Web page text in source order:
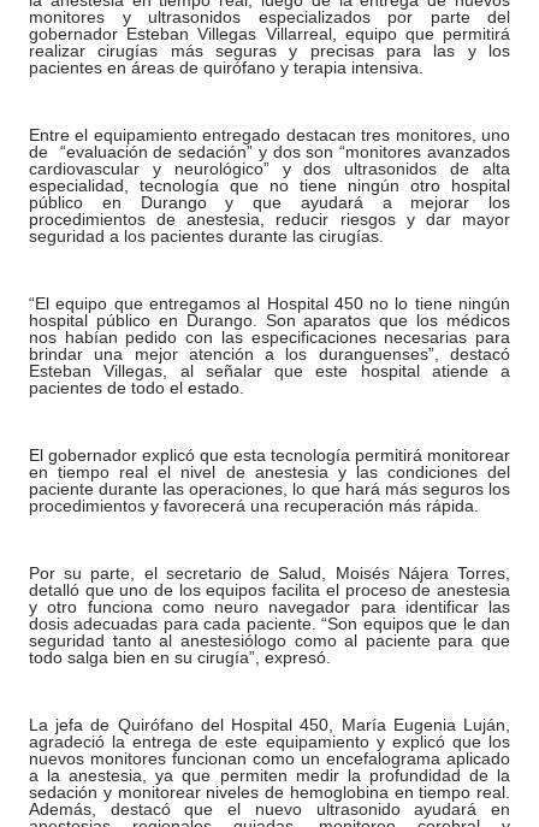
monitores y ultrasonidos especializados por parte del
gobernador Esteban Villegas Villarreal, equipo que permitirá
realizar cirugías más seguras y precisas para las y los
pacientes en áreas de quirófano y terapia intensiva.
Entre el equipamiento entregado destacan tres monitores, uno
de “evaluación de sedación” y dos son “monitores avanzados
cardiovascular y neurológico” y dos ultrasonidos de alta
especialidad, tecnología que no tiene ningún otro hospital
público en Durango y que ayudará a mejorar los
procedimientos de anestesia, reducir riesgos y dar mayor
seguridad a los pacientes durante las cirugías.
“El equipo que entregamos al Hospital 450 no lo tiene ningún
hospital público en Durango. Son aparatos que los médicos
nos habían pedido con las especificaciones necesarias para
brindar una mejor atención a los duranguenses”, destacó
Esteban Villegas, al señalar que este hospital atiende a
pacientes de todo el estado.
El gobernador explicó que esta tecnología permitirá monitorear
en tiempo real el nivel de anestesia y las condiciones del
paciente durante las operaciones, lo que hará más seguros los
procedimientos y favorecerá una recuperación más rápida.
Por su parte, el secretario de Salud, Moisés Nájera Torres,
detalló que uno de los equipos facilita el proceso de anestesia
y otro funciona como neuro navegador para identificar las
dosis adecuadas para cada paciente. “Son equipos que le dan
seguridad tanto al anestesiólogo como al paciente para que
todo salga bien en su cirugía”, expresó.
La jefa de Quirófano del Hospital 450, María Eugenia Luján,
agradeció la entrega de este equipamiento y explicó que los
nuevos monitores funcionan como un encefalograma aplicado
a la anestesia, ya que permiten medir la profundidad de la
sedación y monitorear niveles de hemoglobina en tiempo real.
Además, destacó que el nuevo ultrasonido ayudará en